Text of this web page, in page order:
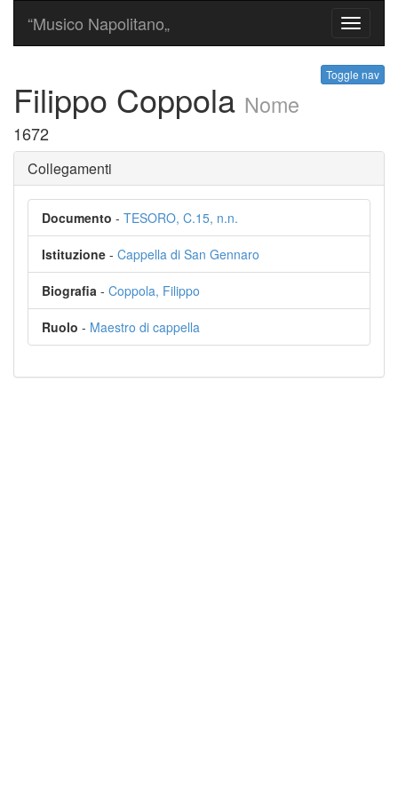
Toggle
“Musico Napolitano„
Toggle nav
Filippo Coppola Nome
1672
Collegamenti
Documento - TESORO, C.15, n.n.
Istituzione - Cappella di San Gennaro
Biografia - Coppola, Filippo
Ruolo - Maestro di cappella